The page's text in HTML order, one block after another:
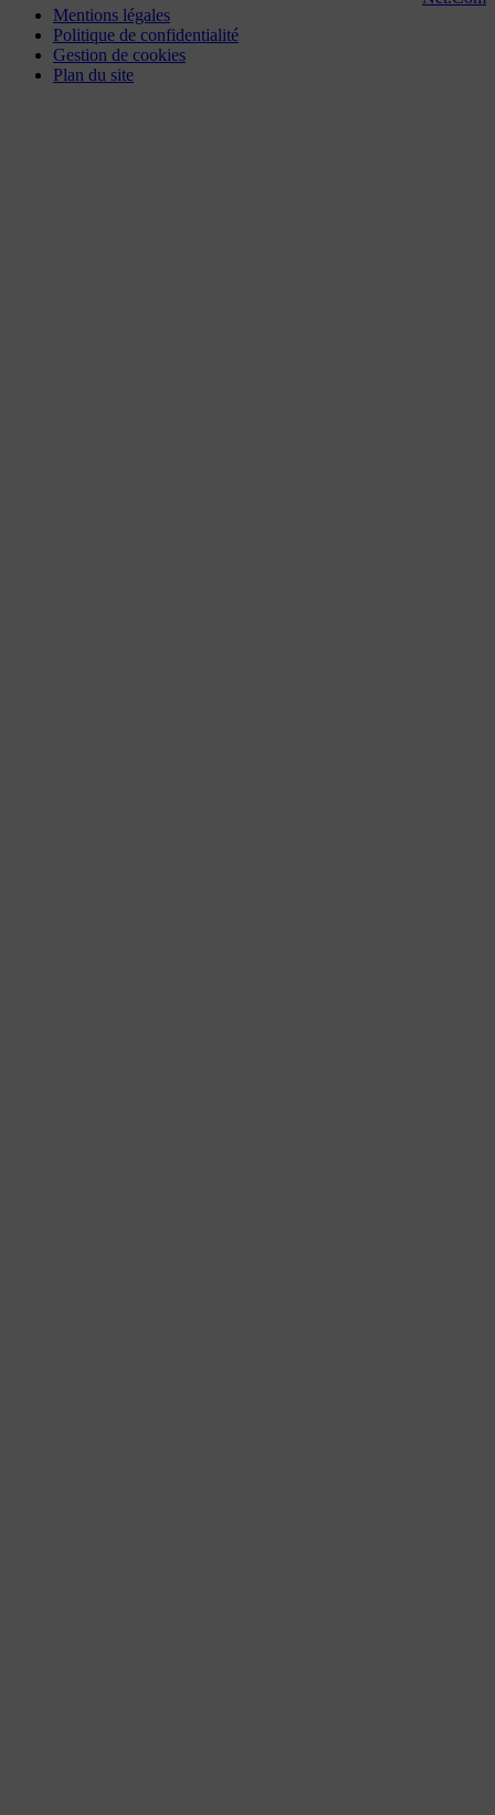
Mentions légales
Politique de confidentialité
Gestion de cookies
Plan du site